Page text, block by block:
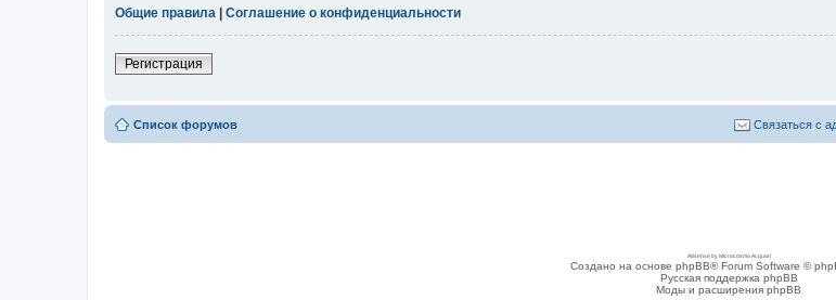
Общие правила | Соглашение о конфиденциальности
Регистрация
Список форумов Связаться с
Adsense by Microcosmo Acquari
Создано на основе phpBB® Forum Software ©
Русская поддержка phpBB
Моды и расширения phpBB